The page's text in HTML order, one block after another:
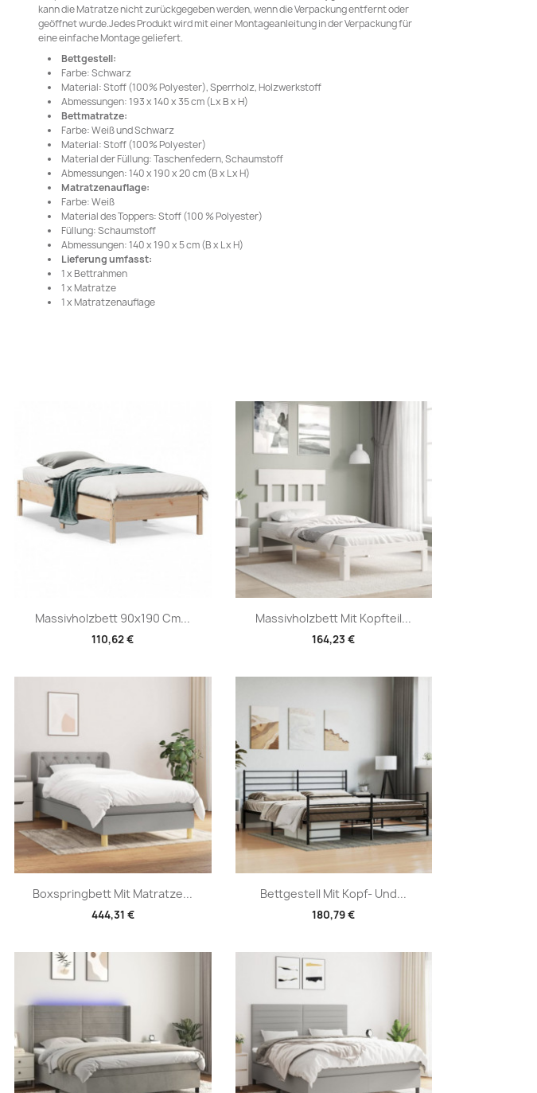
kann die Matratze nicht zurückgegeben werden, wenn die Verpackung entfernt oder
geöffnet wurde.Jedes Produkt wird mit einer Montageanleitung in der Verpackung für
eine einfache Montage geliefert.
Bettgestell:
Farbe: Schwarz
Material: Stoff (100% Polyester), Sperrholz, Holzwerkstoff
Abmessungen: 193 x 140 x 35 cm (L x B x H)
Bettmatratze:
Farbe: Weiß und Schwarz
Material: Stoff (100% Polyester)
Material der Füllung: Taschenfedern, Schaumstoff
Abmessungen: 140 x 190 x 20 cm (B x L x H)
Matratzenauflage:
Farbe: Weiß
Material des Toppers: Stoff (100 % Polyester)
Füllung: Schaumstoff
Abmessungen: 140 x 190 x 5 cm (B x L x H)
Lieferung umfasst:
1 x Bettrahmen
1 x Matratze
1 x Matratzenauflage
Massivholzbett 90x190 Cm...
110,62 €
Vorschau Massivholzbett Mit Kopfteil...
164,23 €
Vorschau
Boxspringbett Mit Matratze...
444,31 €
Vorschau Bettgestell Mit Kopf- Und...
180,79 €
Vorschau